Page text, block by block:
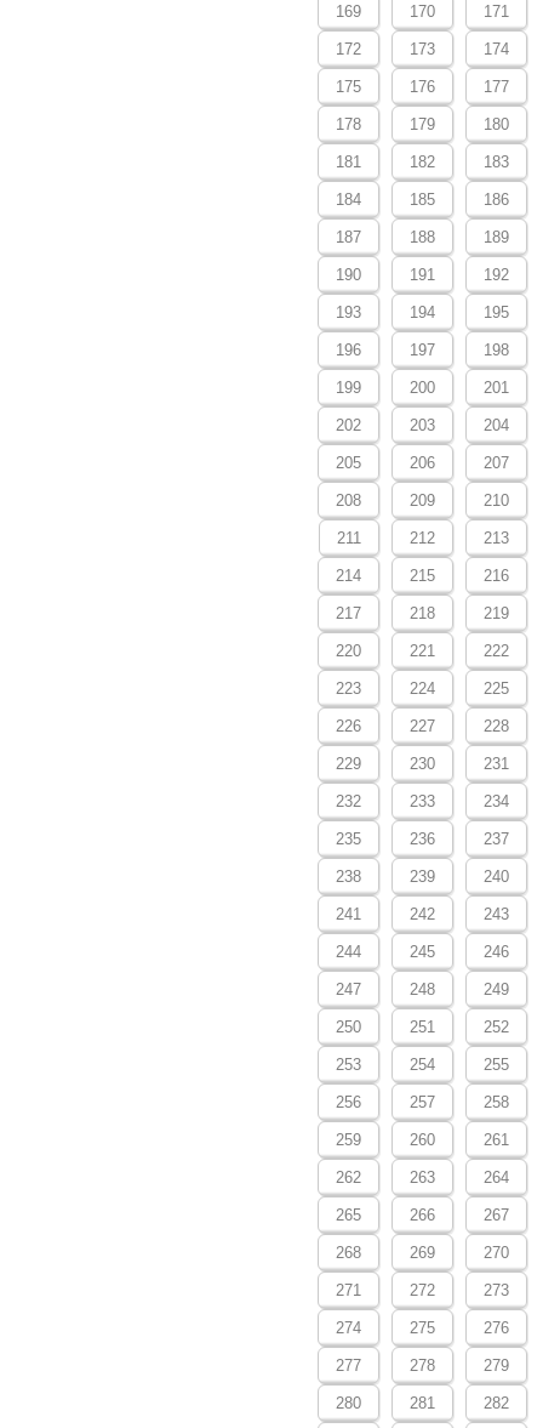
169 170 171
172 173 174
175 176 177
178 179 180
181 182 183
184 185 186
187 188 189
190 191 192
193 194 195
196 197 198
199 200 201
202 203 204
205 206 207
208 209 210
211 212 213
214 215 216
217 218 219
220 221 222
223 224 225
226 227 228
229 230 231
232 233 234
235 236 237
238 239 240
241 242 243
244 245 246
247 248 249
250 251 252
253 254 255
256 257 258
259 260 261
262 263 264
265 266 267
268 269 270
271 272 273
274 275 276
277 278 279
280 281 282